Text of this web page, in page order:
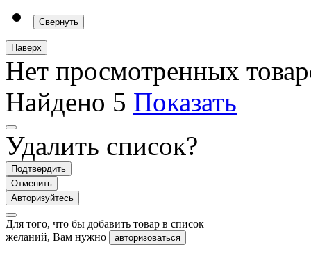
Свернуть
Наверх
Нет просмотренных
Найдено 5 Показать
Удалить список?
Подтвердить
Отменить
Авторизуйтесь
Для того, что бы добавить товар в список
желаний, Вам нужно
авторизоваться